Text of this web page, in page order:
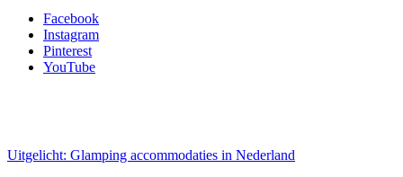
Facebook
Instagram
Pinterest
YouTube
Uitgelicht: Glamping accommodaties in Nederland